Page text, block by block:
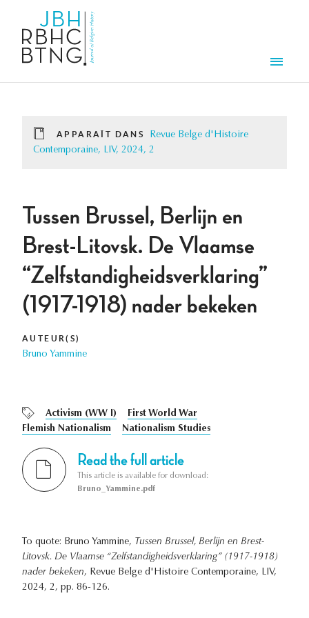
APPARAÎT DANS
Revue Belge d'Histoire
Contemporaine, LIV, 2024, 2
Tussen Brussel, Berlijn en
Brest-Litovsk. De Vlaamse
“Zelfstandigheidsverklaring”
(1917-1918) nader bekeken
AUTEUR(S)
Bruno Yammine
Activism (WW I)
First World War
Flemish Nationalism
Nationalism Studies
Read the full article
This article is available for download:
Bruno_Yammine.pdf
To quote: Bruno Yammine, Tussen Brussel, Berlijn en Brest-
Litovsk. De Vlaamse “Zelfstandigheidsverklaring” (1917-1918)
nader bekeken, Revue Belge d'Histoire Contemporaine, LIV,
2024, 2, pp. 86-126.